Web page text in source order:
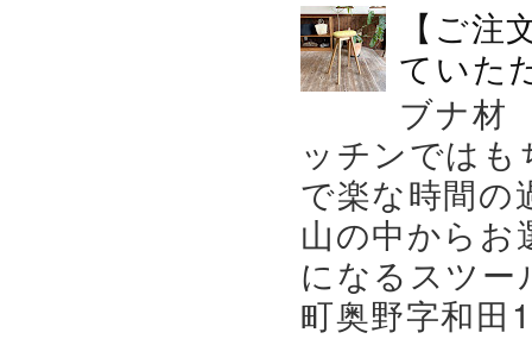
【ご
ていた
ブナ材
ッチンでは
で楽な時間の
山の中から
になるスツー
町奥野字和